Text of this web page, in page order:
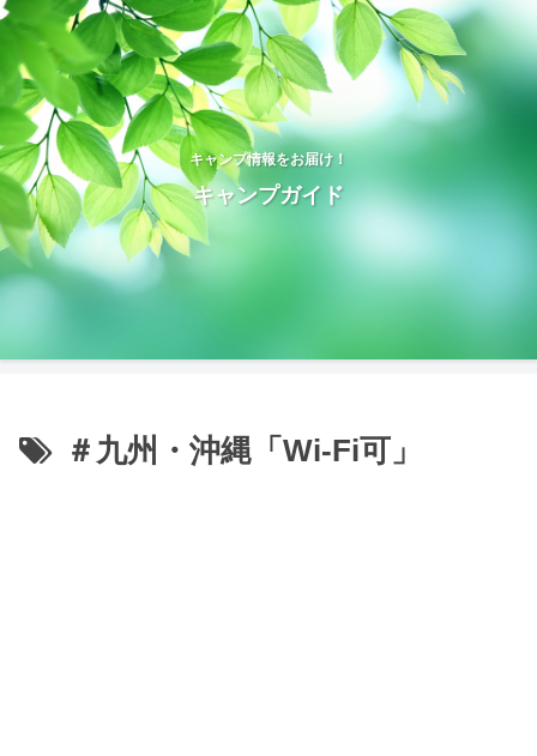
キャンプ情報をお届け！
キャンプガイド
＃九州・沖縄「Wi-Fi可」